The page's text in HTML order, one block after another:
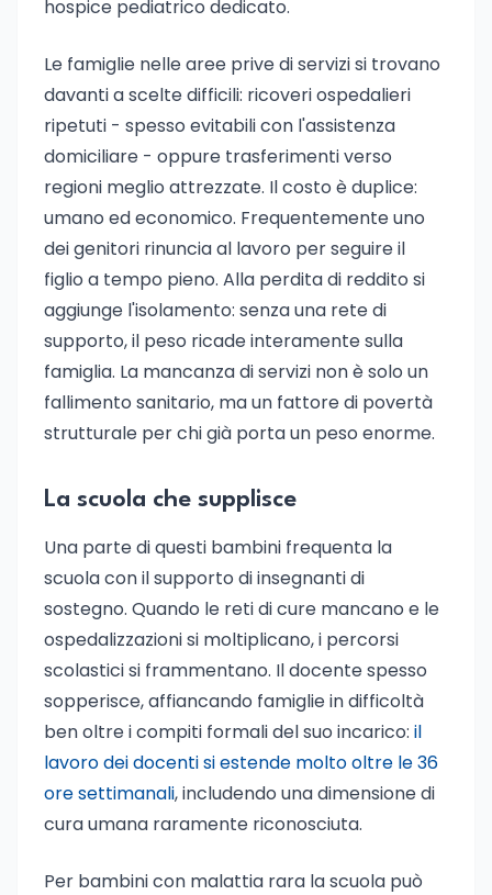
hospice pediatrico dedicato.
Le famiglie nelle aree prive di servizi si trovano
davanti a scelte difficili: ricoveri ospedalieri
ripetuti - spesso evitabili con l'assistenza
domiciliare - oppure trasferimenti verso
regioni meglio attrezzate. Il costo è duplice:
umano ed economico. Frequentemente uno
dei genitori rinuncia al lavoro per seguire il
figlio a tempo pieno. Alla perdita di reddito si
aggiunge l'isolamento: senza una rete di
supporto, il peso ricade interamente sulla
famiglia. La mancanza di servizi non è solo un
fallimento sanitario, ma un fattore di povertà
strutturale per chi già porta un peso enorme.
La scuola che supplisce
Una parte di questi bambini frequenta la
scuola con il supporto di insegnanti di
sostegno. Quando le reti di cure mancano e le
ospedalizzazioni si moltiplicano, i percorsi
scolastici si frammentano. Il docente spesso
sopperisce, affiancando famiglie in difficoltà
ben oltre i compiti formali del suo incarico: il
lavoro dei docenti si estende molto oltre le 36
ore settimanali, includendo una dimensione di
cura umana raramente riconosciuta.
Per bambini con malattia rara la scuola può